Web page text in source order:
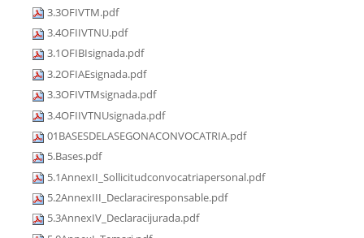
3.3OFIVTM.pdf
3.4OFIIVTNU.pdf
3.1OFIBIsignada.pdf
3.2OFIAEsignada.pdf
3.3OFIVTMsignada.pdf
3.4OFIIVTNUsignada.pdf
01BASESDELASEGONACONVOCATRIA.pdf
5.Bases.pdf
5.1AnnexII_Sollicitudconvocatriapersonal.pdf
5.2AnnexIII_Declaraciresponsable.pdf
5.3AnnexIV_Declaracijurada.pdf